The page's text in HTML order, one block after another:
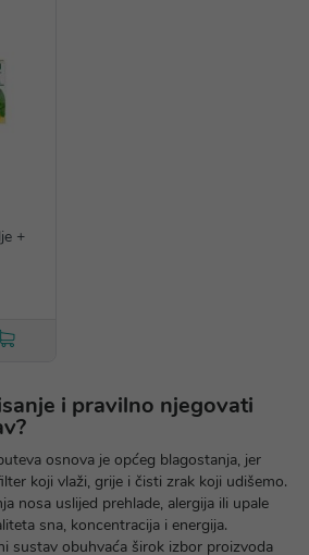
+
i pravilno njegovati
osnova je općeg blagostanja, jer
koji vlaži, grije i čisti zrak koji udišemo.
nosa uslijed prehlade, alergija ili upale
sna, koncentracija i energija.
sustav obuhvaća širok izbor proizvoda